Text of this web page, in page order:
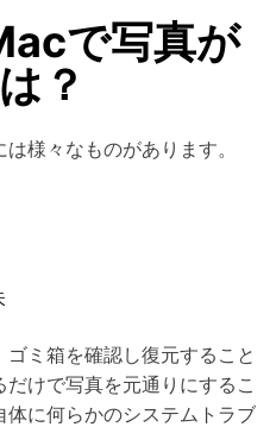
で写真が
？
様々なものがあります。
ミ箱を確認し復元すること
けで写真を元通りにするこ
に何らかのシステムトラブ